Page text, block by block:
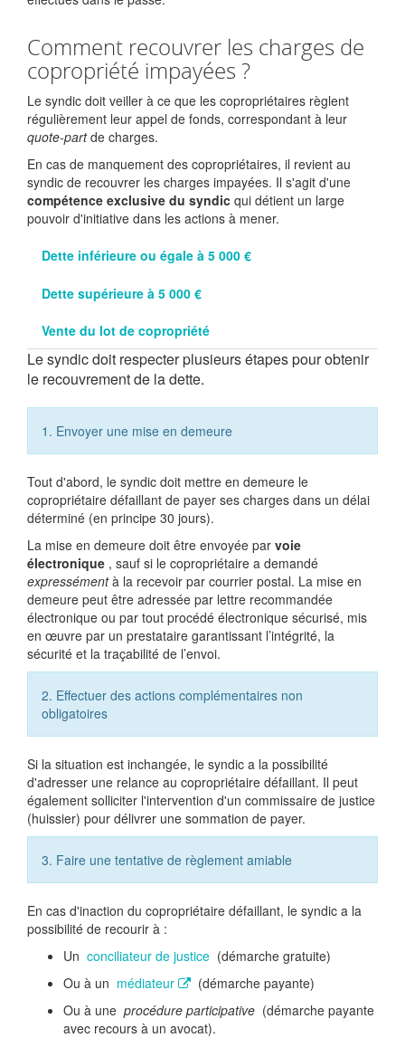
Comment recouvrer les charges de
copropriété impayées ?
Le syndic doit veiller à ce que les copropriétaires règlent
régulièrement leur appel de fonds, correspondant à leur
quote-part de charges.
En cas de manquement des copropriétaires, il revient au
syndic de recouvrer les charges impayées. Il s'agit d'une
compétence exclusive du syndic qui détient un large
pouvoir d'initiative dans les actions à mener.
Dette inférieure ou égale à 5 000 €
Dette supérieure à 5 000 €
Vente du lot de copropriété
Le syndic doit respecter plusieurs étapes pour obtenir
le recouvrement de la dette.
1. Envoyer une mise en demeure
Tout d'abord, le syndic doit mettre en demeure le
copropriétaire défaillant de payer ses charges dans un délai
déterminé (en principe 30 jours).
La mise en demeure doit être envoyée par voie
électronique , sauf si le copropriétaire a demandé
expressément à la recevoir par courrier postal. La mise en
demeure peut être adressée par lettre recommandée
électronique ou par tout procédé électronique sécurisé, mis
en œuvre par un prestataire garantissant l’intégrité, la
sécurité et la traçabilité de l’envoi.
2. Effectuer des actions complémentaires non
obligatoires
Si la situation est inchangée, le syndic a la possibilité
d'adresser une relance au copropriétaire défaillant. Il peut
également solliciter l'intervention d'un commissaire de justice
(huissier) pour délivrer une sommation de payer.
3. Faire une tentative de règlement amiable
En cas d'inaction du copropriétaire défaillant, le syndic a la
possibilité de recourir à :
Un conciliateur de justice (démarche gratuite)
Ou à un médiateur
(démarche payante)
Ou à une procédure participative (démarche payante
avec recours à un avocat).